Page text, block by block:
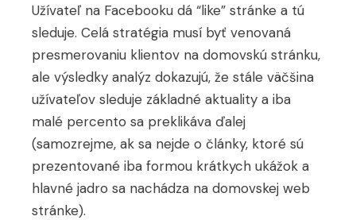
Užívateľ na Facebooku dá “like” stránke a tú
sleduje. Celá stratégia musí byť venovaná
presmerovaniu klientov na domovskú stránku,
ale výsledky analýz dokazujú, že stále väčšina
užívateľov sleduje základné aktuality a iba
malé percento sa preklikáva ďalej
(samozrejme, ak sa nejde o články, ktoré sú
prezentované iba formou krátkych ukážok a
hlavné jadro sa nachádza na domovskej web
stránke).